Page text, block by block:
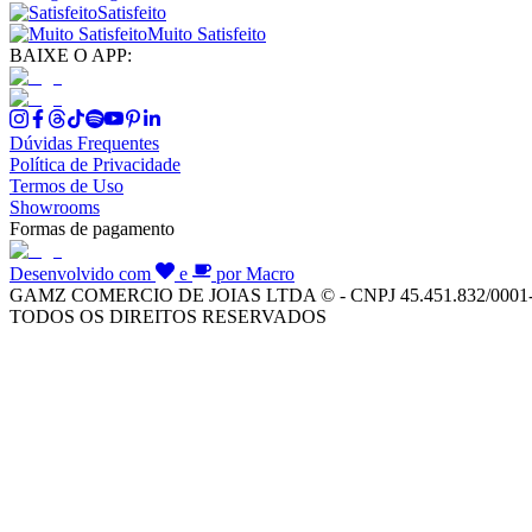
Satisfeito
Muito Satisfeito
BAIXE O APP:
Dúvidas Frequentes
Política de Privacidade
Termos de Uso
Showrooms
Formas de pagamento
Desenvolvido com e
por Macro
GAMZ COMERCIO DE JOIAS LTDA © - CNPJ 45.451.832/
TODOS OS DIREITOS RESERVADOS